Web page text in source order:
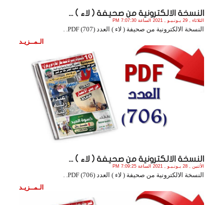
النسخة الالكترونية من صحيفة ( لاء ) ...
الثلاثاء , 29 يـونـيـو , 2021 الساعة 7:07:30 PM
النسخة الالكترونية من صحيفة ( لاء ) العدد (707) PDF. .
الـمــزيـد
النسخة الالكترونية من صحيفة ( لاء ) ...
الأثنين , 28 يـونـيـو , 2021 الساعة 7:09:25 PM
النسخة الالكترونية من صحيفة ( لاء ) العدد (706) PDF. .
الـمــزيـد